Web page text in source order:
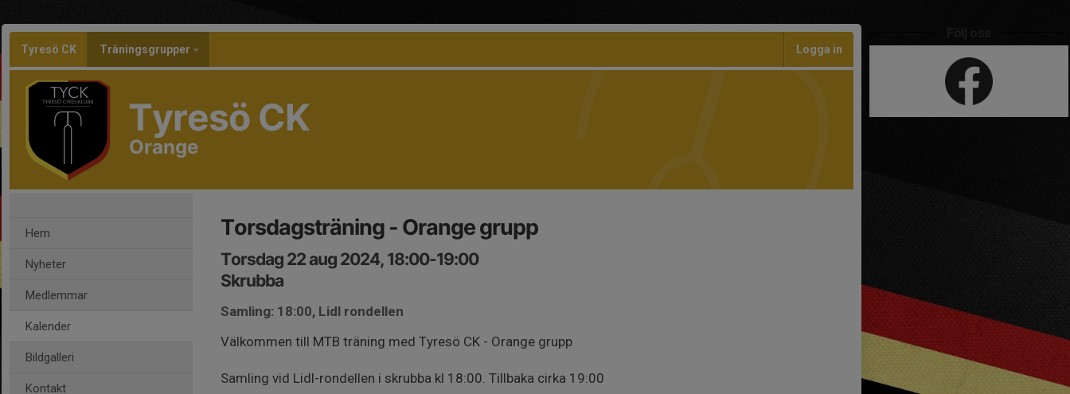
Tyresö CK Träningsgrupper Logga in
Tyresö CK
Orange
Hem
Nyheter
Medlemmar
Kalender
Bildgalleri
Kontakt
Torsdagsträning - Orange grupp
Torsdag 22 aug 2024, 18:00-19:00
Skrubba
Samling: 18:00, Lidl rondellen
Välkommen till MTB träning med Tyresö CK - Orange grupp
Samling vid Lidl-rondellen i skrubba kl 18:00. Tillbaka cirka 19:00